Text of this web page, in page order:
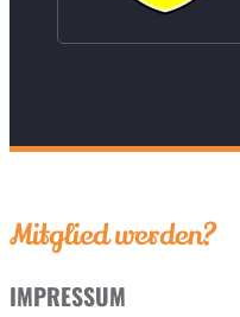
Mitglied werden?
IMPRESSUM